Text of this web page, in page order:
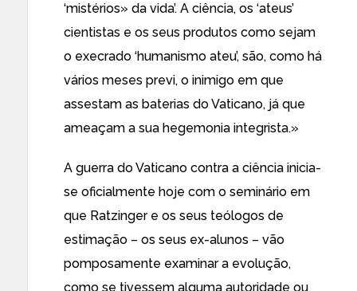
‘mistérios» da vida’. A ciência, os ‘ateus’
cientistas e os seus produtos como sejam
o execrado ‘humanismo ateu’, são, como há
vários meses previ, o inimigo em que
assestam as baterias do Vaticano, já que
ameaçam a sua hegemonia integrista.»
A guerra do Vaticano contra a ciência inicia-
se oficialmente hoje com o seminário em
que Ratzinger e os seus teólogos de
estimação – os seus ex-alunos – vão
pomposamente examinar a evolução,
como se tivessem alguma autoridade ou